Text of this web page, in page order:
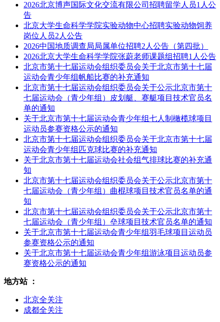
2026北京博声国际文化交流有限公司招聘留学人员1人公
告
北京大学生命科学学院实验动物中心招聘实验动物饲养
岗位人员2人公告
2026中国地质调查局局属单位招聘2人公告（第四批）
2026北京大学生命科学学院张蔚老师课题组招聘1人公告
北京市第十七届运动会组织委员会关于北京市第十七届
运动会青少年组帆船比赛的补充通知
北京市第十七届运动会组织委员会关于公示北京市第十
七届运动会（青少年组）皮划艇、赛艇项目技术官员名
单的通知
关于北京市第十七届运动会青少年组七人制橄榄球项目
运动员参赛资格公示的通知
北京市第十七届运动会组织委员会关于北京市第十七届
运动会青少年组匹克球比赛的补充通知
关于北京市第十七届运动会社会组气排球比赛的补充通
知
北京市第十七届运动会组织委员会关于公示北京市第十
七届运动会（青少年组）曲棍球项目技术官员名单的通
知
北京市第十七届运动会组织委员会关于公示北京市第十
七届运动会（青少年组）垒球项目技术官员名单的通知
关于北京市第十七届运动会青少年组羽毛球项目运动员
参赛资格公示的通知
关于北京市第十七届运动会青少年组游泳项目运动员参
赛资格公示的通知
地方站 ：
北京全关注
成都全关注